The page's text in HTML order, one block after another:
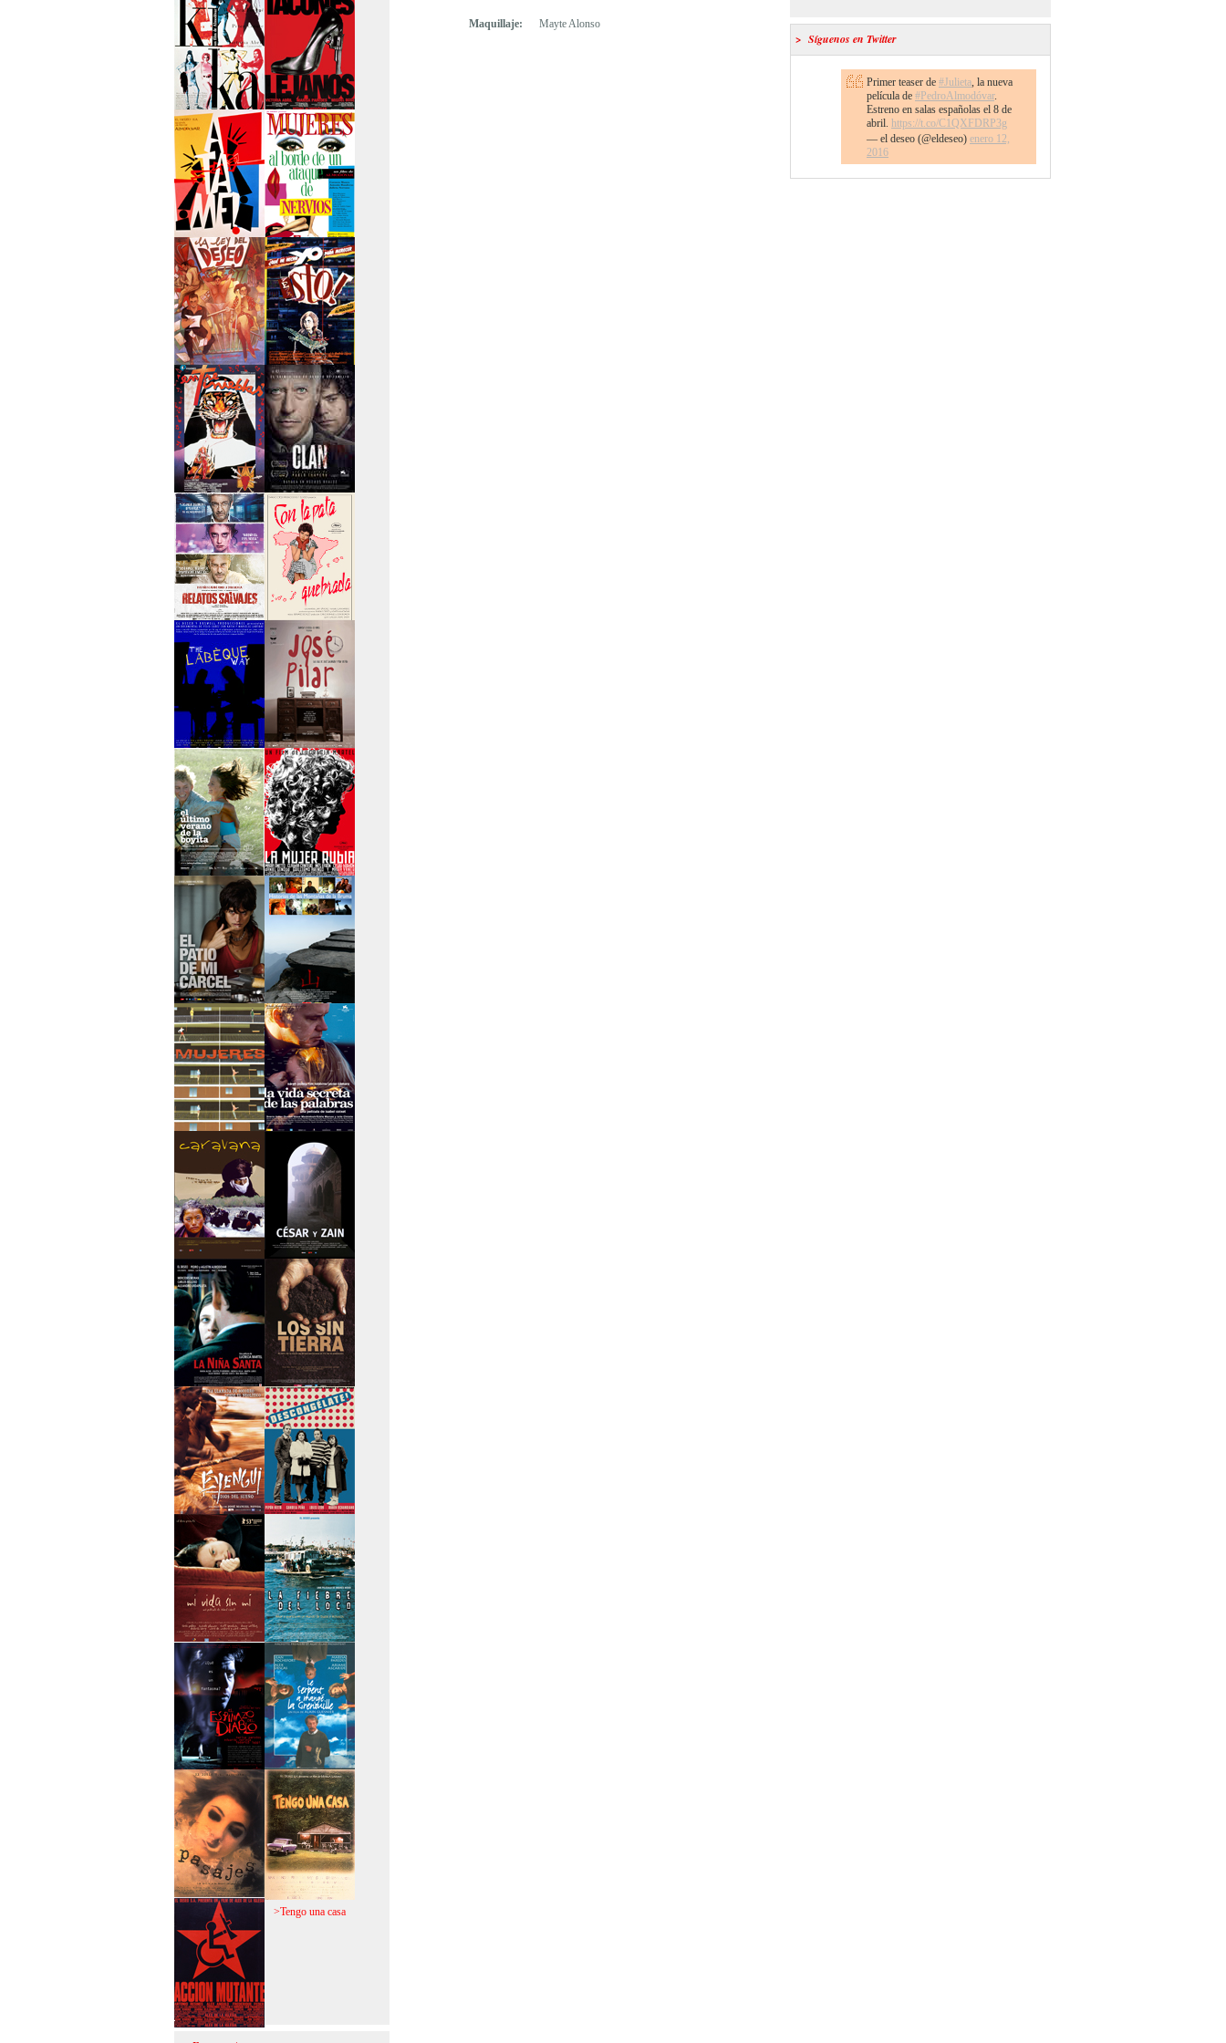
secreto
>Kika >Tacones lejanos
>Átame
>Mujeres al borde
de un...
>La ley del deseo
>Qué he hecho yo
para...
>Entre tinieblas >El Clan
>Relatos Salvajes
>Con la pata
quebrada
>The Labèque Way >José y Pilar
>El último verano de
la boyita
>La mujer rubia
>El patio de mi
cárcel
>Historias de las
montañas
>Serie mujeres
>La vida secreta de
las palabras
>Caravan >César y Zain
>La niña santa >Los sin tierra
>Eyengui, El Dios
del sueño
>Mi vida sin mi >La fiebre del loco
>El espinazo del
diablo
>A trabajar!
>Pasajes >Tengo una casa
>Acción mutante
Maquillaje: Mayte Alonso
> Síguenos en Twitter
Primer teaser de #Julieta, la nueva
película de #PedroAlmodóvar.
Estreno en salas españolas el 8 de
abril. https://t.co/C1QXFDRP3g
— el deseo (@eldeseo) enero 12,
2016